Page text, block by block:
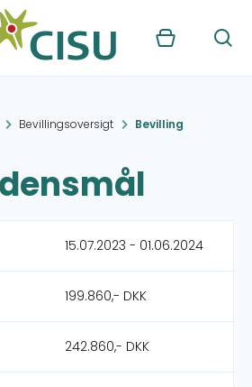
Kurv Søg
Bevillingsoversigt Bevilling
15.07.2023 - 01.06.2024
199.860,- DKK
242.860,- DKK